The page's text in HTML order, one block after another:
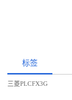
标签
三菱PLCFX3G